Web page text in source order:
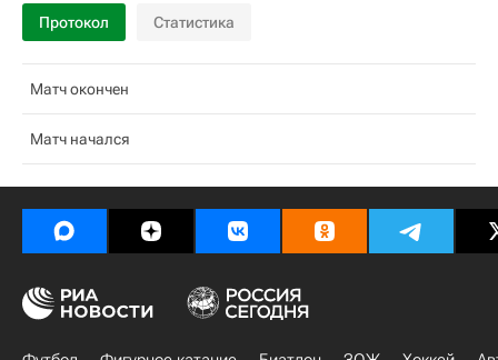
Протокол Статистика
Матч окончен
Матч начался